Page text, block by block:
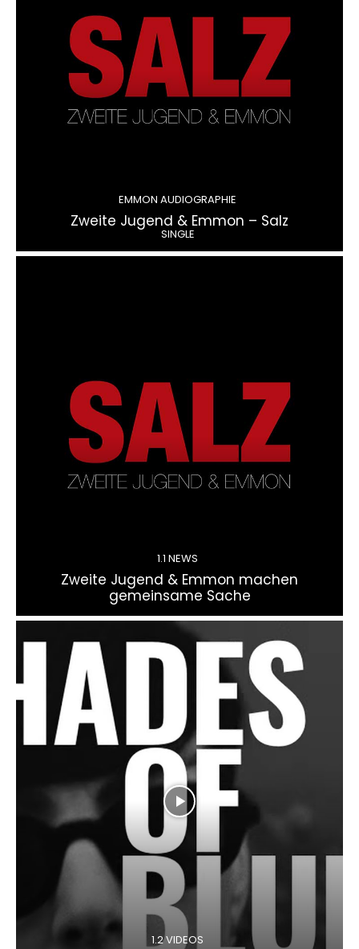
EMMON AUDIOGRAPHIE
Zweite Jugend & Emmon – Salz
SINGLE
1.1 NEWS
Zweite Jugend & Emmon machen
gemeinsame Sache
1.2 VIDEOS